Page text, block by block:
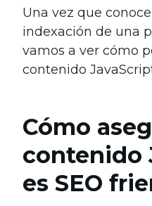
Una vez que
indexación de una
vamos a ver cómo
contenido
Cómo
contenido
es SEO